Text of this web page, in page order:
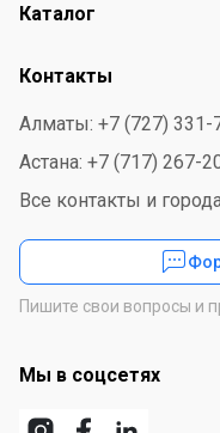
Каталог
Контакты
Алматы: +7 (727) 331-
Астана: +7 (717) 267-
Все контакты и
Пишите свои вопросы и
Мы в соцсетях